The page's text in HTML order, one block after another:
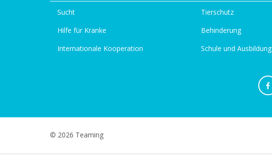
Sucht
Hilfe für Kranke
Internationale Kooperation
Tierschutz
Behinderung
Schule und Ausbildung
© 2026 Teaming